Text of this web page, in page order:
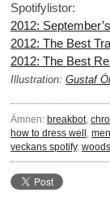
Spotifylistor:
2012:
2012: The Best
2012: The Best
Illustration: Gustaf
Ämnen: breakbot,
how to dress well
veckans spotify, woods